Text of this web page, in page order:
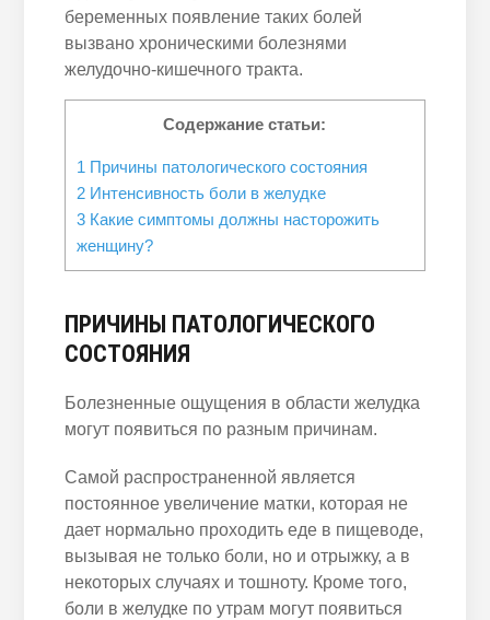
беременных появление таких болей
вызвано хроническими болезнями
желудочно-кишечного тракта.
Содержание статьи:
1 Причины патологического состояния
2Интенсивность боли в желудке
3Какие симптомы должны насторожить
женщину?
ПРИЧИНЫ ПАТОЛОГИЧЕСКОГО
СОСТОЯНИЯ
Болезненные ощущения в области желудка
могут появиться по разным причинам.
Самой распространенной является
постоянное увеличение матки, которая не
дает нормально проходить еде в пищеводе,
вызывая не только боли, но и отрыжку, а в
некоторых случаях и тошноту. Кроме того,
боли в желудке по утрам могут появиться